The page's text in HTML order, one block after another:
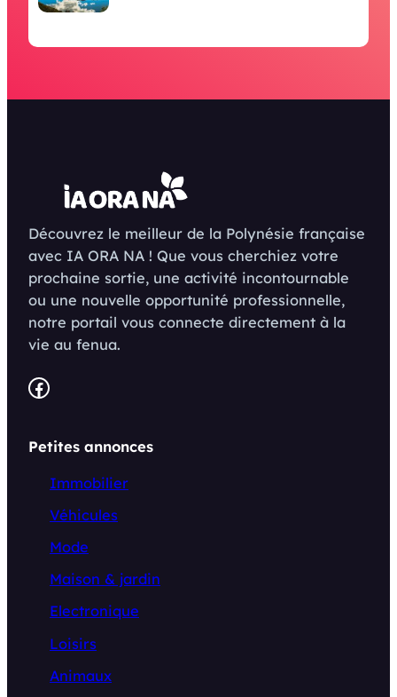
Découvrez le meilleur de la Polynésie française
avec IA ORA NA ! Que vous cherchiez votre
prochaine sortie, une activité incontournable
ou une nouvelle opportunité professionnelle,
notre portail vous connecte directement à la
vie au fenua.
Facebook
Petites annonces
Immobilier
Véhicules
Mode
Maison & jardin
Electronique
Loisirs
Animaux